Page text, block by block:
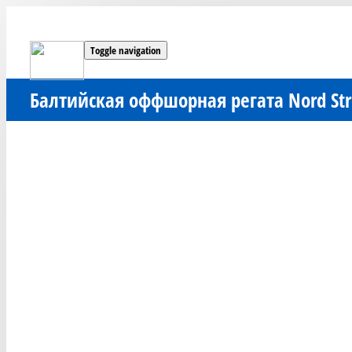
Toggle navigation
Балтийская оффшорная регата Nord